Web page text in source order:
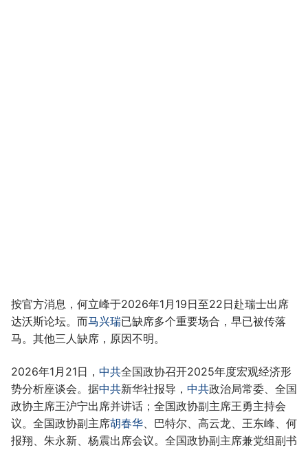
按官方消息，何立峰于2026年1月19日至22日赴瑞士出席
达沃斯论坛。而马兴瑞已缺席多个重要场合，早已被传落
马。其他三人缺席，原因不明。
2026年1月21日， 中共全国政协召开2025年度宏观经济形
势分析座谈会。据中共新华社报导， 中共政治局常委、全国
政协主席王沪宁出席并讲话；全国政协副主席王勇主持会
议。全国政协副主席胡春华、巴特尔、高云龙、王东峰、何
报翔、朱永新、杨震出席会议。全国政协副主席兼党组副书